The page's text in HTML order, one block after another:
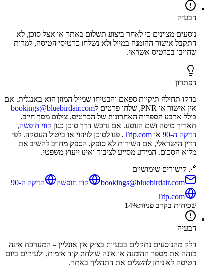
הבעיה
נוסעים מציינים כי לאחר ביצוע תשלום באתר או אצל סוכן, לא
התקבל אישור ההזמנה במייל ולא נשלחו כרטיסי הטיסה, למרות
שחויבו בכרטיס אשראי.
הפתרון
בדקו תחילה תיקיות ספאם והבטיחו שמייל המוזן הוא באנגלית. אם
אין אישור או PNR, שלחו פרטים ל
bookings@bluebirdair.com
כולל ארבע הספרות האחרונות של הכרטיס, צילום מסך חיוב,
תאריך טיסה ושם הנוסע. אם נרכש דרך סוכן כגון קווי חופשה,
הדקה ה-90
או Trip.com, פנו לסוכן לזיהוי או ביטול העסקה. לפי
הדין הישראלי, אם השירות לא סופק, הספק מחויב להשיב את
מלוא הסכום. המידע מסייע לציבור ואינו ייעוץ משפטי.
🔗 קישורים שימושיים
bookings@bluebirdair.com
קווי חופשה
הדקה ה-90
Trip.com
שכיחות בקרב פניות
14%
הבעיה
חלק מהנוסעים נתקלים בבעיות בצ׳ק אין אונליין – המערכת אינה
מזהה את מספר ההזמנה או אינה שולחת קוד אימות, ולעיתים ביום
הטיסה לא ניתן להשלים את התהליך באתר.